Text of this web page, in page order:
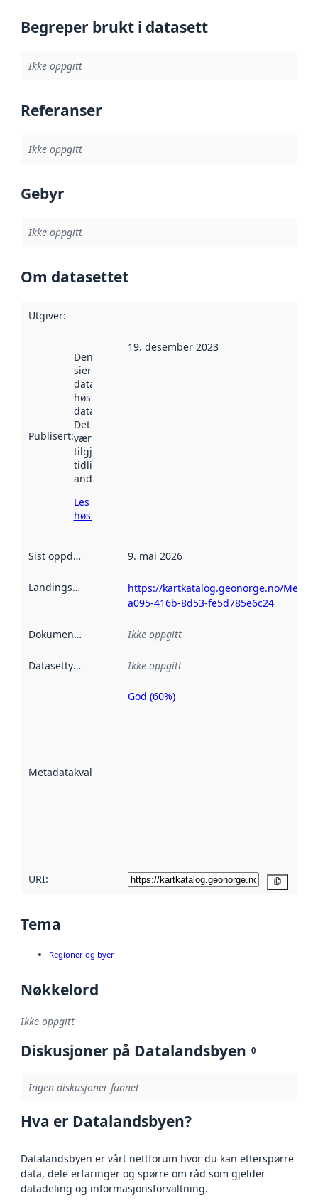
Begreper brukt i datasett
Ikke oppgitt
Referanser
Ikke oppgitt
Gebyr
Ikke oppgitt
Om datasettet
Utgiver:
Publisert:
Denne datoen
sier når
datasettet ble
høstet av
data.norge.no.
Det kan ha
vært
tilgjengelig
tidligere
andre steder.
Les mer om
høsting her
19. desember 2023
Sist oppdatert 9. mai 2026
Landingsside
https://kartkatalog.geonorge.no/
a095-416b-8d53-fe5d785e6c24
Dokumentasjon Ikke oppgitt
Datasettype Ikke oppgitt
Metadatakvalitet
Metadatakvalitet
God (60%)
URI:
Tema
Regioner og byer
Nøkkelord
Ikke oppgitt
Diskusjoner på Datalandsbyen 0
Ingen diskusjoner funnet
Hva er Datalandsbyen?
Datalandsbyen er vårt nettforum hvor du kan etterspørre
data, dele erfaringer og spørre om råd som gjelder
datadeling og informasjonsforvaltning.